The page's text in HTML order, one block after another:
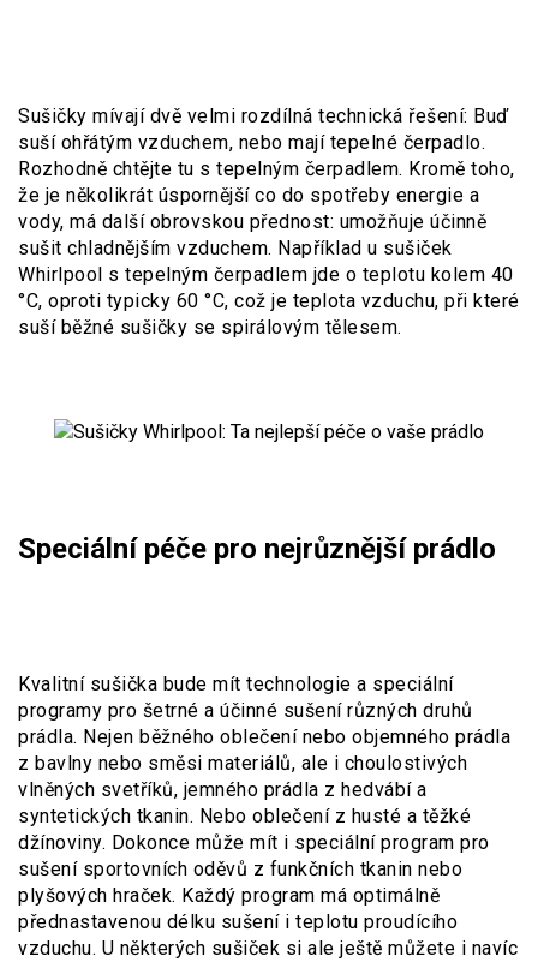
Sušičky mívají dvě velmi rozdílná technická řešení: Buď
suší ohřátým vzduchem, nebo mají tepelné čerpadlo.
Rozhodně chtějte tu s tepelným čerpadlem. Kromě toho,
že je několikrát úspornější co do spotřeby energie a
vody, má další obrovskou přednost: umožňuje účinně
sušit chladnějším vzduchem. Například u sušiček
Whirlpool s tepelným čerpadlem jde o teplotu kolem 40
°C, oproti typicky 60 °C, což je teplota vzduchu, při které
suší běžné sušičky se spirálovým tělesem.
Speciální péče pro nejrůznější prádlo
Kvalitní sušička bude mít technologie a speciální
programy pro šetrné a účinné sušení různých druhů
prádla. Nejen běžného oblečení nebo objemného prádla
z bavlny nebo směsi materiálů, ale i choulostivých
vlněných svetříků, jemného prádla z hedvábí a
syntetických tkanin. Nebo oblečení z husté a těžké
džínoviny. Dokonce může mít i speciální program pro
sušení sportovních oděvů z funkčních tkanin nebo
plyšových hraček. Každý program má optimálně
přednastavenou délku sušení i teplotu proudícího
vzduchu. U některých sušiček si ale ještě můžete i navíc